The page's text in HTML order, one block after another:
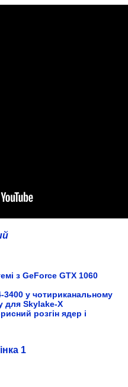
з GeForce GTX 1060
3400 у чотириканальному
для Skylake-X
розгін ядер і
1